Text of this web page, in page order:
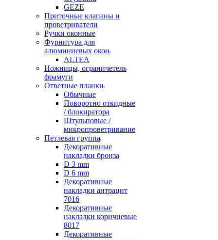
GEZE
Приточные клапаны и
проветриватели
Ручки оконные
Фурнитура для
алюминиевых окон
ALTEA
Ножницы, ограничетель
фрамуги
Ответные планки
Обычные
Поворотно откидные
/ блокиратора
Штульповые /
микропроветривание
Петлевая группа
Декоративные
накладки бронза
D 3 mm
D 6 mm
Декоративные
накладки антрацит
7016
Декоративные
накладки коричневые
8017
Декоративные